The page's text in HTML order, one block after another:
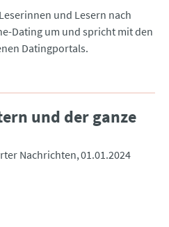
und Lesern nach
Dating um und spricht mit den
Datingportals.
und der ganze
Nachrichten 01.01.2024